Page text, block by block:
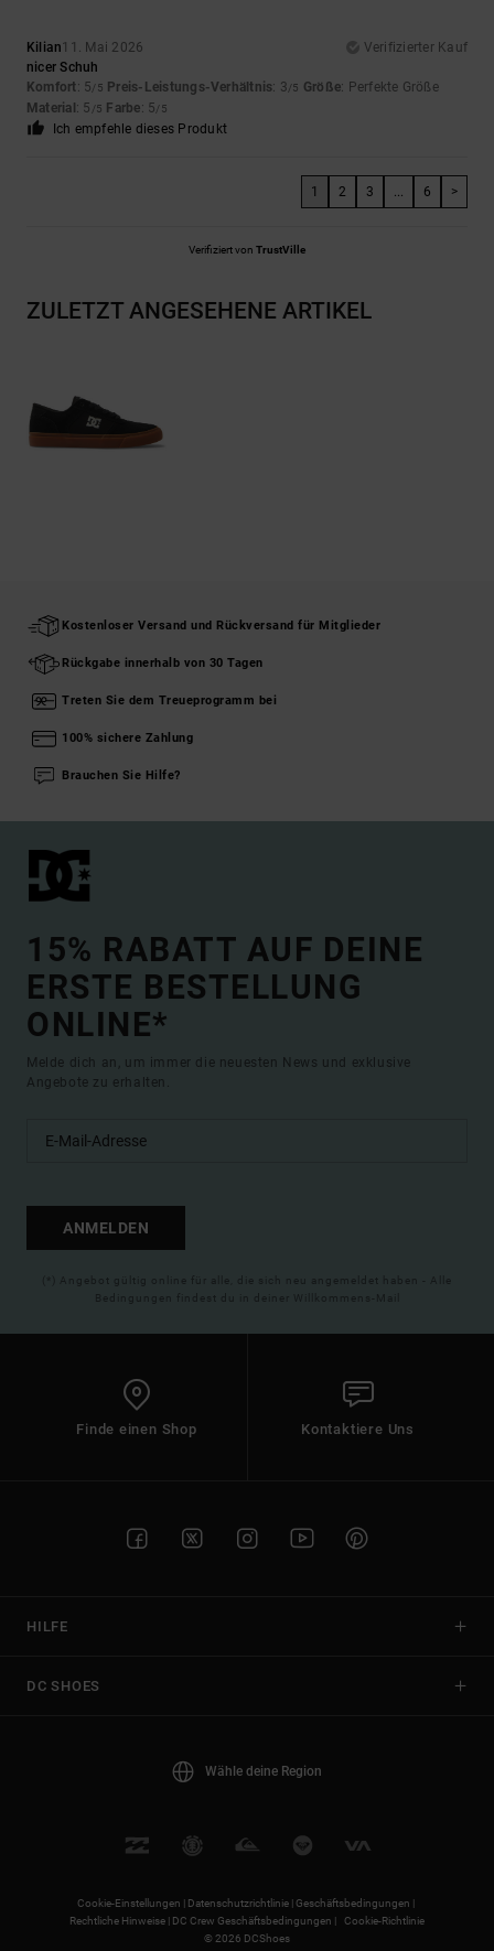
Kilian11. Mai 2026
Verifizierter Kauf
nicer Schuh
Komfort: 5/5 Preis-Leistungs-Verhältnis: 3/5 Größe: Perfekte Größe
Material : 5 /5 Farbe: 5/5
Ich empfehle dieses Produkt
1 2 3 ... 6 >
Verifiziert von TrustVille
ZULETZT ANGESEHENE ARTIKEL
Kostenloser Versand und Rückversand für Mitglieder
Rückgabe innerhalb von 30 Tagen
Treten Sie dem Treueprogramm bei
100% sichere Zahlung
Brauchen Sie Hilfe?
15% RABATT AUF DEINE
ERSTE BESTELLUNG
ONLINE*
Melde dich an, um immer die neuesten News und exklusive
Angebote zu erhalten.
ANMELDEN
(*) Angebot gültig online für alle, die sich neu angemeldet haben - Alle
Bedingungen findest du in deiner Willkommens-Mail
Finde einen Shop Kontaktiere Uns
HILFE
DC SHOES
Wähle deine Region
Cookie-Einstellungen | Datenschutzrichtlinie |Geschäftsbedingungen |
Rechtliche Hinweise | DC Crew Geschäftsbedingungen |
Cookie-Richtlinie
© 2026 DCShoes